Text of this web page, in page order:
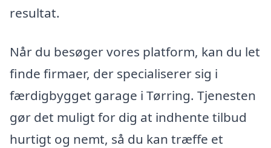
resultat.
Når du besøger vores platform, kan du let
finde firmaer, der specialiserer sig i
færdigbygget garage i Tørring. Tjenesten
gør det muligt for dig at indhente tilbud
hurtigt og nemt, så du kan træffe et